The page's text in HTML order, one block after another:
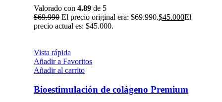
Valorado con 4.89 de 5
$69.990 El precio original era: $69.990.$45.000El
precio actual es: $45.000.
Vista rápida
Añadir a Favoritos
Añadir al carrito
Bioestimulación de colágeno Premium